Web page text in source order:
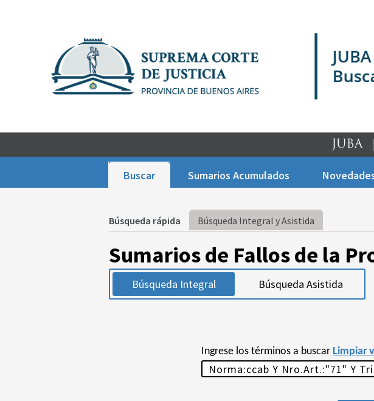
Buscar Sumarios Acumulados
Búsqueda rápida Búsqueda Integral y Asistida
Sumarios de Fallos de la
Búsqueda Integral Búsqueda Asistida
Ingrese los términos a buscar Limpiar